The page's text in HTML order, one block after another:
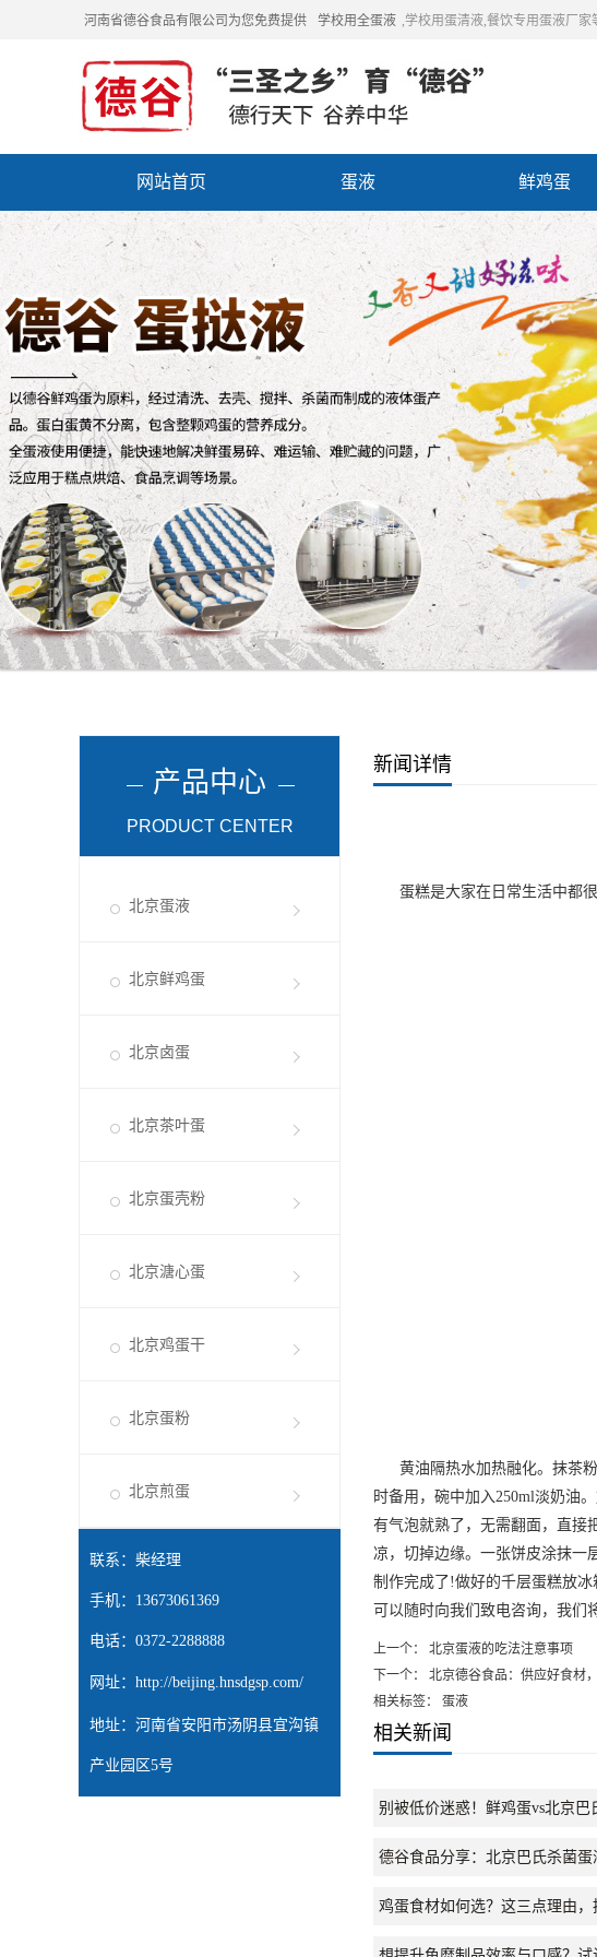
河南省德谷食品有限公司为您免费提供 学校用全蛋液 ,学校用蛋清液,餐饮专用蛋液厂家
网站首页 蛋液 鲜鸡蛋
招商加盟 联系我们
产品中心
PRODUCT CENTER
北京蛋液
北京鲜鸡蛋
北京卤蛋
北京茶叶蛋
北京蛋壳粉
北京溏心蛋
北京鸡蛋干
北京蛋粉
北京煎蛋
联系：柴经理
手机：13673061369
电话：0372-2288888
网址： http://beijing.hnsdgsp.com/
地址：河南省安阳市汤阴县宜沟镇
产业园区5号
新闻详情
蛋糕是大家在日常生活中都很
黄油隔热水加热融化。抹茶粉
时备用，碗中加入250ml淡奶油
有气泡就熟了，无需翻面，直接
凉，切掉边缘。一张饼皮涂抹一
制作完成了!做好的千层蛋糕放
可以随时向我们致电咨询，我们
上一个：
北京蛋液的吃法注意事项
下一个：
北京德谷食品：供应好食材
相关标签： 蛋液
相关新闻
别被低价迷惑！鲜鸡蛋vs北京巴
德谷食品分享：北京巴氏杀菌蛋
鸡蛋食材如何选？这三点理由